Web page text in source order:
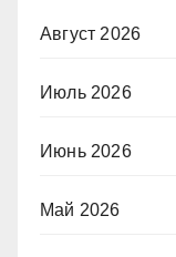
Август 2026
Июль 2026
Июнь 2026
Май 2026